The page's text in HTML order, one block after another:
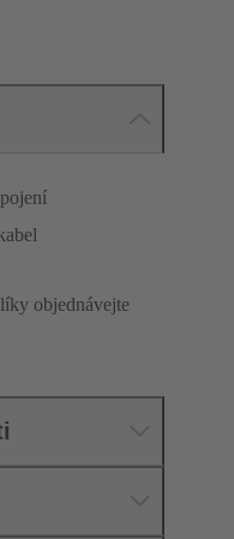
objednávejte